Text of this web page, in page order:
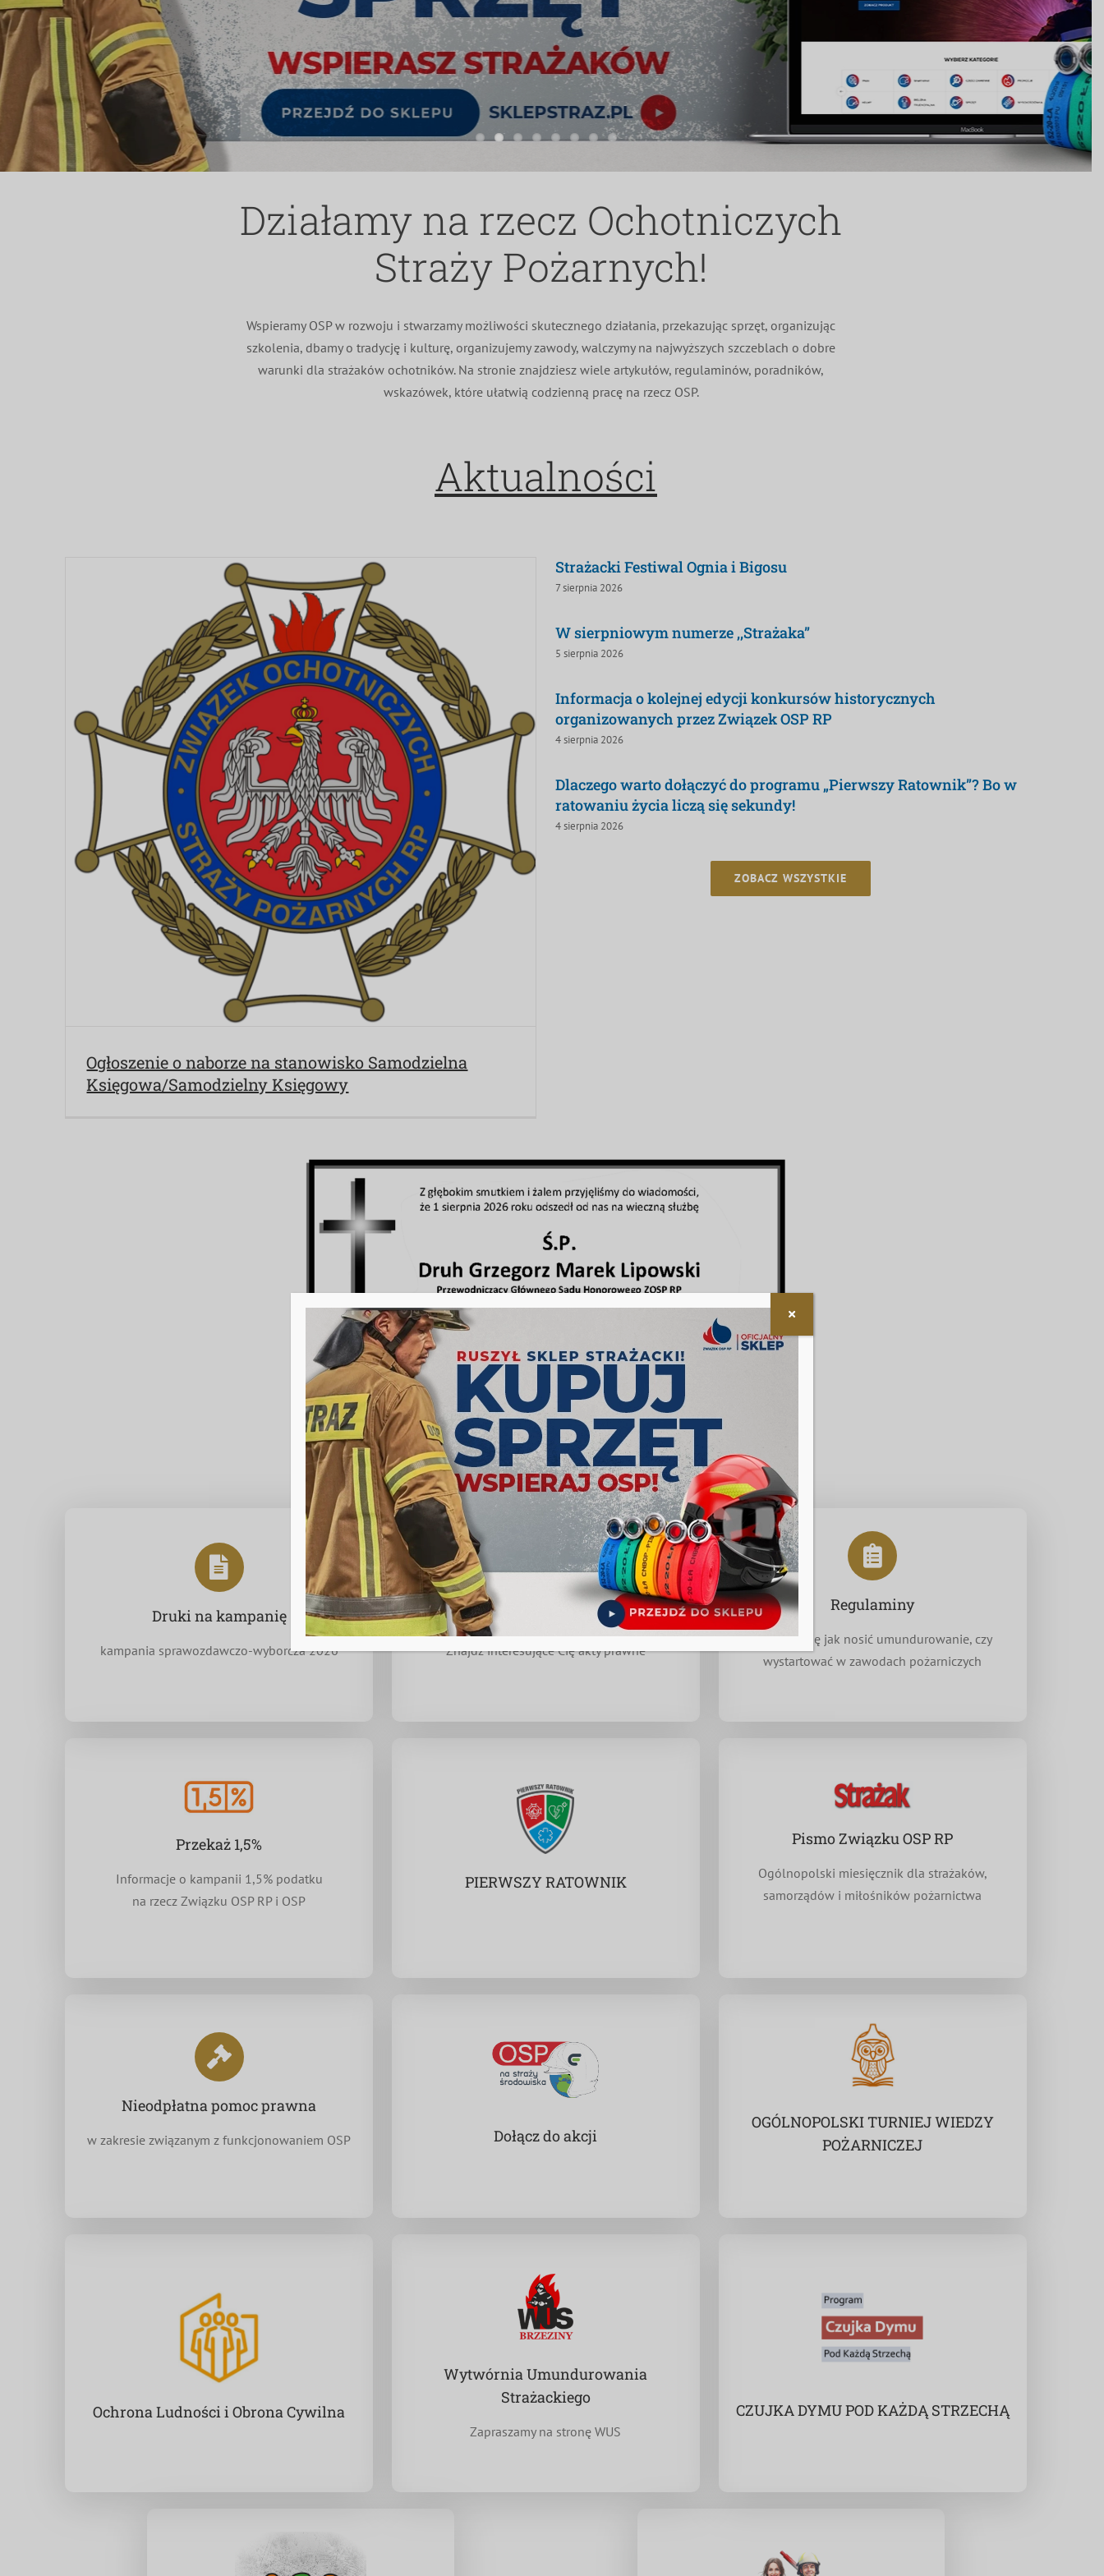
Działamy na rzecz Ochotniczych
Straży Pożarnych!
Wspieramy OSP w rozwoju i stwarzamy możliwości skutecznego działania, przekazując sprzęt, organizując
szkolenia, dbamy o tradycję i kulturę, organizujemy zawody, walczymy na najwyższych szczeblach o dobre
warunki dla strażaków ochotników. Na stronie znajdziesz wiele artykułów, regulaminów, poradników,
wskazówek, które ułatwią codzienną pracę na rzecz OSP.
Aktualności
Ogłoszenie o naborze na stanowisko Samodzielna
Księgowa/Samodzielny Księgowy
Strażacki Festiwal Ognia i Bigosu
7 sierpnia 2026
W sierpniowym numerze ,,Strażaka”
5 sierpnia 2026
Informacja o kolejnej edycji konkursów historycznych
organizowanych przez Związek OSP RP
4 sierpnia 2026
Dlaczego warto dołączyć do programu „Pierwszy Ratownik”? Bo w
ratowaniu życia liczą się sekundy!
4 sierpnia 2026
ZOBACZ WSZYSTKIE
Druki na kampanię
kampania sprawozdawczo-wyborcza 2026 Znajdź interesujące Cię akty prawne
Regulaminy
Dowiedz się jak nosić umundurowanie, czy
wystartować w zawodach pożarniczych
Przekaż 1,5%
Informacje o kampanii 1,5% podatku
na rzecz Związku OSP RP i OSP
PIERWSZY RATOWNIK
Pismo Związku OSP RP
Ogólnopolski miesięcznik dla strażaków,
samorządów i miłośników pożarnictwa
Nieodpłatna pomoc prawna
w zakresie związanym z funkcjonowaniem OSP Dołącz do akcji
OGÓLNOPOLSKI TURNIEJ WIEDZY
POŻARNICZEJ
Ochrona Ludności i Obrona Cywilna
Wytwórnia Umundurowania
Strażackiego
Zapraszamy na stronę WUS
CZUJKA DYMU POD KAŻDĄ STRZECHĄ